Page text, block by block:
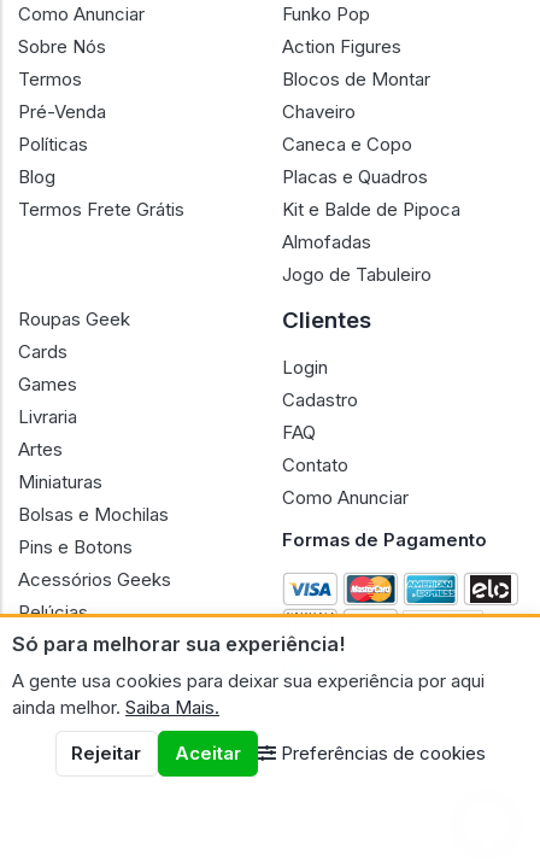
Só para melhorar sua experiência!
A gente usa cookies para deixar sua experiência por aqui
ainda melhor. Saiba Mais.
Rejeitar
Aceitar Preferências de cookies
Como Anunciar
Sobre Nós
Termos
Pré-Venda
Políticas
Blog
Termos Frete Grátis
Funko Pop
Action Figures
Blocos de Montar
Chaveiro
Caneca e Copo
Placas e Quadros
Kit e Balde de Pipoca
Almofadas
Jogo de Tabuleiro
Roupas Geek
Cards
Games
Livraria
Artes
Miniaturas
Bolsas e Mochilas
Pins e Botons
Acessórios Geeks
Pelúcias
Bonecas
Clientes
Login
Cadastro
FAQ
Contato
Como Anunciar
Formas de Pagamento